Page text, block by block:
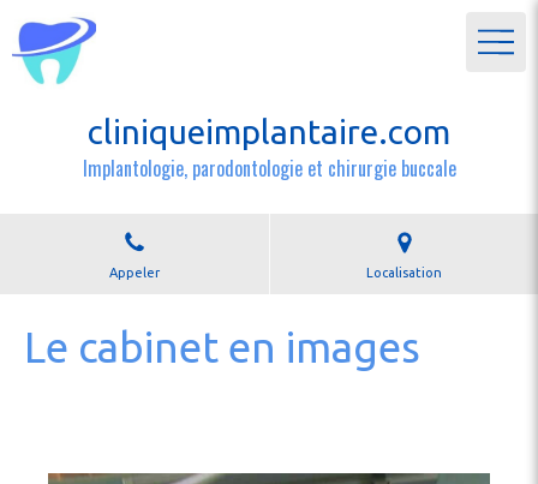
cliniqueimplantaire.com
Implantologie, parodontologie et chirurgie buccale
Appeler Localisation
Le cabinet en images